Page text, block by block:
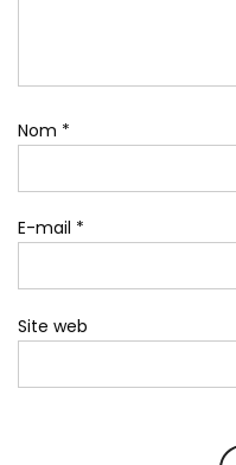
Nom *
E-mail *
Site web